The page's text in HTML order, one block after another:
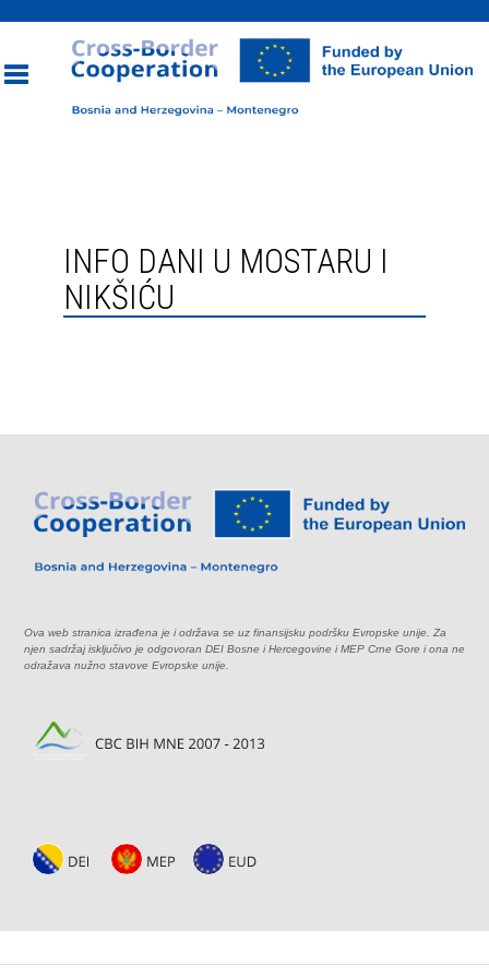
INFO DANI U MOSTARU I
NIKŠIĆU
Ova web stranica izrađena je i održava se uz finansijsku podršku Evropske unije. Za
njen sadržaj isključivo je odgovoran DEI Bosne i Hercegovine i MEP Crne Gore i ona ne
odražava nužno stavove Evropske unije.